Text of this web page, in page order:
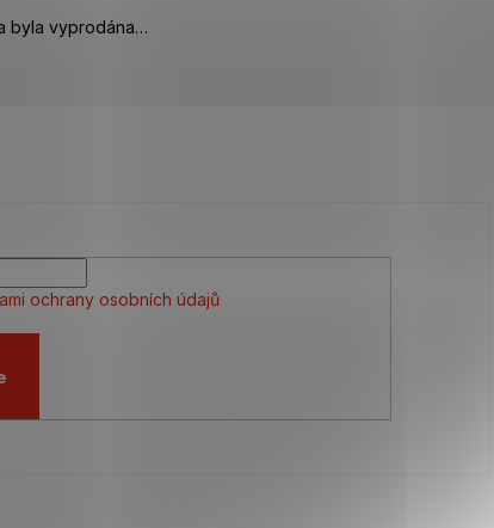
byla vyprodána…
ochrany osobních údajů